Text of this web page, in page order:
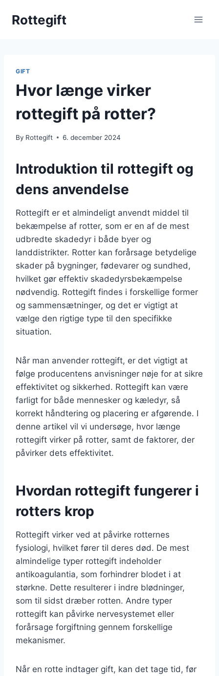
Rottegift
GIFT
Hvor længe virker
rottegift på rotter?
By Rottegift 6. december 2024
Introduktion til rottegift og
dens anvendelse
Rottegift er et almindeligt anvendt middel til
bekæmpelse af rotter, som er en af de mest
udbredte skadedyr i både byer og
landdistrikter. Rotter kan forårsage betydelige
skader på bygninger, fødevarer og sundhed,
hvilket gør effektiv skadedyrsbekæmpelse
nødvendig. Rottegift findes i forskellige former
og sammensætninger, og det er vigtigt at
vælge den rigtige type til den specifikke
situation.
Når man anvender rottegift, er det vigtigt at
følge producentens anvisninger nøje for at sikre
effektivitet og sikkerhed. Rottegift kan være
farligt for både mennesker og kæledyr, så
korrekt håndtering og placering er afgørende. I
denne artikel vil vi undersøge, hvor længe
rottegift virker på rotter, samt de faktorer, der
påvirker dets effektivitet.
Hvordan rottegift fungerer i
rotters krop
Rottegift virker ved at påvirke rotternes
fysiologi, hvilket fører til deres død. De mest
almindelige typer rottegift indeholder
antikoagulantia, som forhindrer blodet i at
størkne. Dette resulterer i indre blødninger,
som til sidst dræber rotten. Andre typer
rottegift kan påvirke nervesystemet eller
forårsage forgiftning gennem forskellige
mekanismer.
Når en rotte indtager gift, kan det tage tid, før